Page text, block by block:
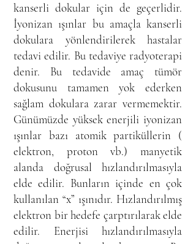
kanserli dokular için de geçerlidir.
İyonizan ışınlar bu amaçla kanserli
dokulara yönlendirilerek hastalar
tedavi edilir. Bu tedaviye radyoterapi
denir. Bu tedavide amaç tümör
dokusunu tamamen yok ederken
sağlam dokulara zarar vermemektir.
Günümüzde yüksek enerjili iyonizan
ışınlar bazı atomik partiküllerin (
elektron, proton vb.) manyetik
alanda doğrusal hızlandırılmasıyla
elde edilir. Bunların içinde en çok
kullanılan “x” ışınıdır. Hızlandırılmış
elektron bir hedefe çarptırılarak elde
edilir. Enerjisi hızlandırılmasıyla